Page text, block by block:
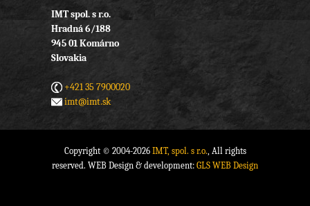
IMT spol. s r.o.
Hradná 6/188
945 01 Komárno
Slovakia
+421 35 7900020
imt@imt.sk
Copyright © 2004-2026 IMT, spol. s r.o., All rights
reserved. WEB Design & development: GLS WEB Design